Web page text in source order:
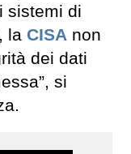
sistemi di
la CISA non
dei dati
si